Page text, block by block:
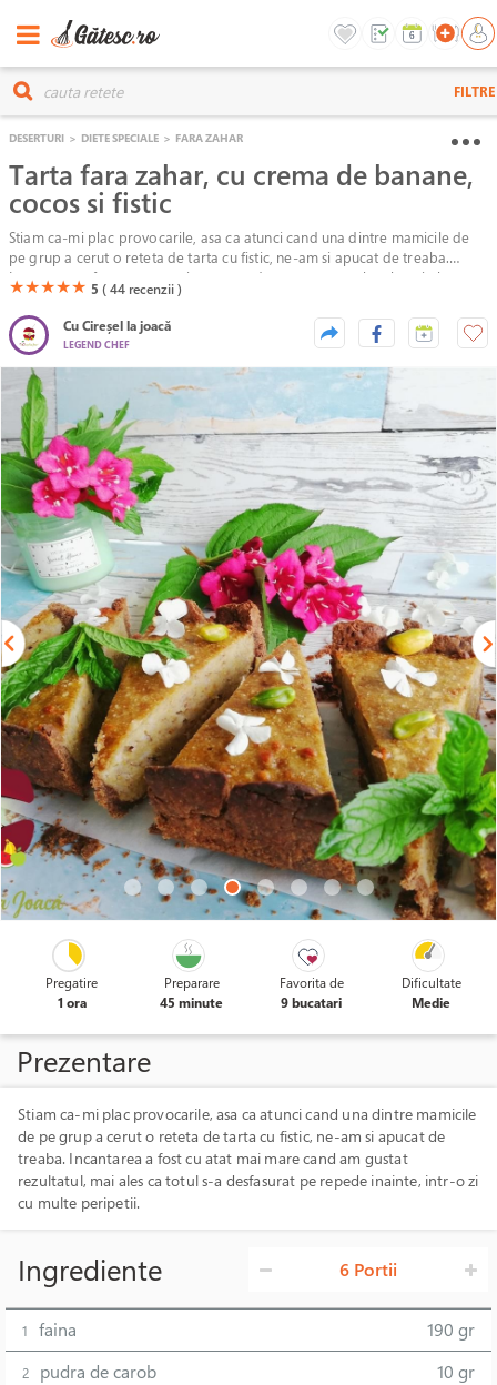
FILTRE
DESERTURI > DIETE SPECIALE > FARA ZAHAR
Tarta fara zahar, cu crema de banane,
cocos si fistic
Stiam ca-mi plac provocarile, asa ca atunci cand una dintre mamicile de
pe grup a cerut o reteta de tarta cu fistic, ne-am si apucat de treaba.
Incantarea a fost cu atat mai mare cand am gustat rezultatul, mai ales ca
totul s-a desfasurat pe repede inainte, intr-o zi cu multe peripetii.
(*)
★(*)
★(*)
★(*)
★(*)
★ 5 ( 44 recenzii )
Cu Cireșel la joacă
LEGEND CHEF
Pregatire
1 ora
Preparare
45 minute
Favorita de
9 bucatari
Dificultate
Medie
Prezentare
Stiam ca-mi plac provocarile, asa ca atunci cand una dintre mamicile
de pe grup a cerut o reteta de tarta cu fistic, ne-am si apucat de
treaba. Incantarea a fost cu atat mai mare cand am gustat
rezultatul, mai ales ca totul s-a desfasurat pe repede inainte, intr-o zi
cu multe peripetii.
Ingrediente 6 Portii
1 faina 190 gr
2 pudra de carob 10 gr